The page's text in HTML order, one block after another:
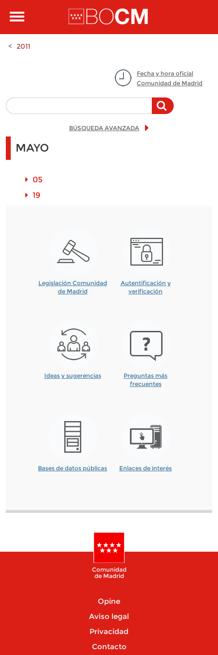
Toggle
2011
Fecha y hora oficial
Comunidad de Madrid
BÚSQUEDA AVANZADA
MAYO
05
19
Legislación Comunidad
de Madrid
Autentificación y
verificación
Ideas y sugerencias
Preguntas más
frecuentes
Bases de datos públicas Enlaces de interés
Comunidad
de Madrid
Opine
Aviso legal
Privacidad
Contacto